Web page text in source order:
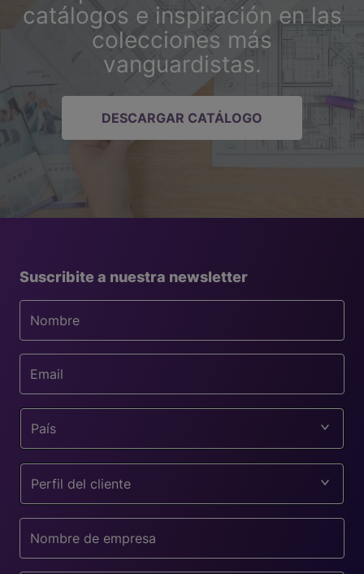
catálogos e inspiración en las
colecciones más
vanguardistas.
DESCARGAR CATÁLOGO
Suscribite a nuestra newsletter
País
Perfil del cliente